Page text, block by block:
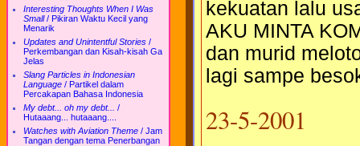
Interesting Thoughts When I Was
Small/ Pikiran Waktu Kecil yang
Menarik
Updates and Unintentful Stories /
Perkembangan dan Kisah-kisah Ga
Jelas
Slang Particles in Indonesian
Language / Partikel dalam
Percakapan Bahasa Indonesia
My debt... oh my debt...
/
Hutaaang... hutaaang....
Watches with Aviation Theme / Jam
Tangan dengan tema Penerbangan
kekuatan lalu
AKU MINTA
dan murid
lagi sampe
23-5-2001